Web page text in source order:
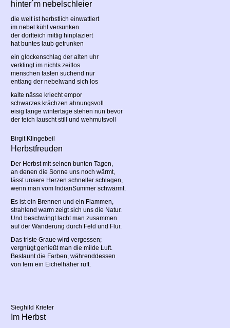
hinter´m nebelschleier
die welt ist herbstlich einwattiert
im nebel kühl versunken
der dorfteich mittig hinplaziert
hat buntes laub getrunken
ein glockenschlag der alten uhr
verklingt im nichts zeitlos
menschen tasten suchend nur
entlang der nebelwand sich los
kalte nässe kriecht empor
schwarzes krächzen ahnungsvoll
eisig lange wintertage stehen nun bevor
der teich lauscht still und wehmutsvoll
Birgit Klingebeil
Herbstfreuden
Der Herbst mit seinen bunten Tagen,
an denen die Sonne uns noch wärmt,
lässt unsere Herzen schneller schlagen,
wenn man vom IndianSummer schwärmt.
Es ist ein Brennen und ein Flammen,
strahlend warm zeigt sich uns die Natur.
Und beschwingt lacht man zusammen
auf der Wanderung durch Feld und Flur.
Das triste Graue wird vergessen;
vergnügt genießt man die milde Luft.
Bestaunt die Farben, währenddessen
von fern ein Eichelhäher ruft.
Sieghild Krieter
Im Herbst